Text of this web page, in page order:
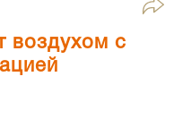
воздухом с